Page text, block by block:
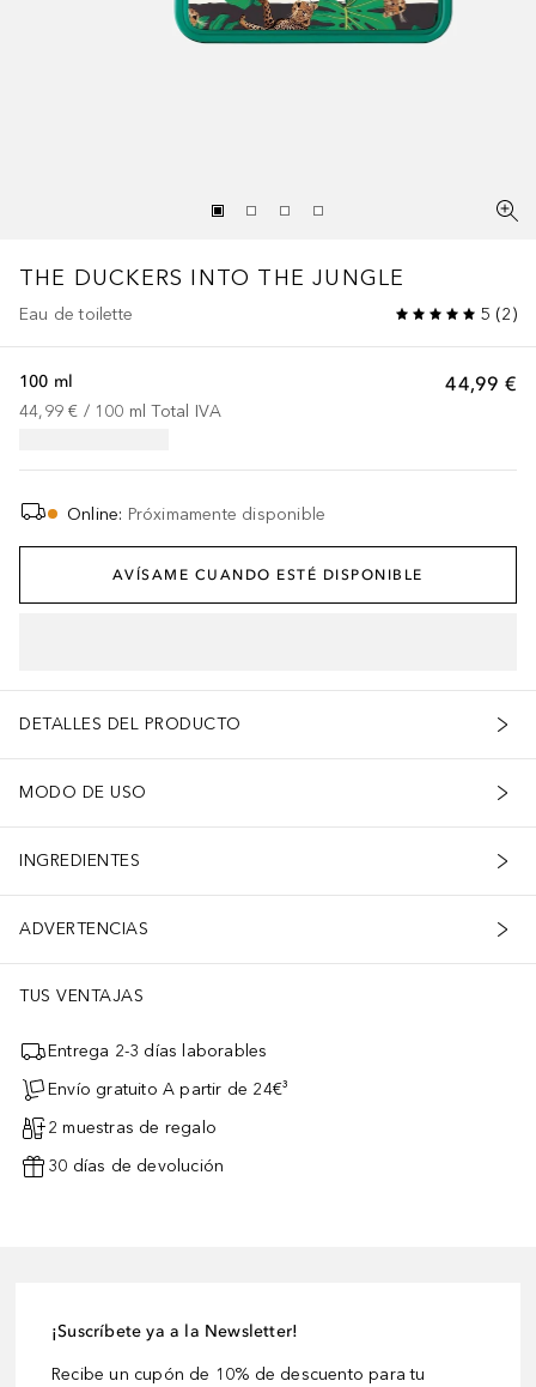
THE DUCKERS INTO THE JUNGLE
Eau de toilette 5 (2)
44,99 €
100 ml
44,99 € / 100 ml Total IVA
Online: Próximamente disponible
AVÍSAME CUANDO ESTÉ DISPONIBLE
DETALLES DEL PRODUCTO
MODO DE USO
INGREDIENTES
ADVERTENCIAS
TUS VENTAJAS
Entrega 2-3 días laborables
Envío gratuito A partir de 24€³
2 muestras de regalo
30 días de devolución
¡Suscríbete ya a la Newsletter!
Recibe un cupón de 10% de descuento para tu